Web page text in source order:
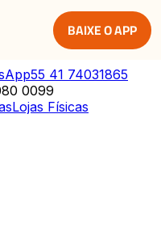
BAIXE O APP
55 41 74031865
0099
Lojas Físicas